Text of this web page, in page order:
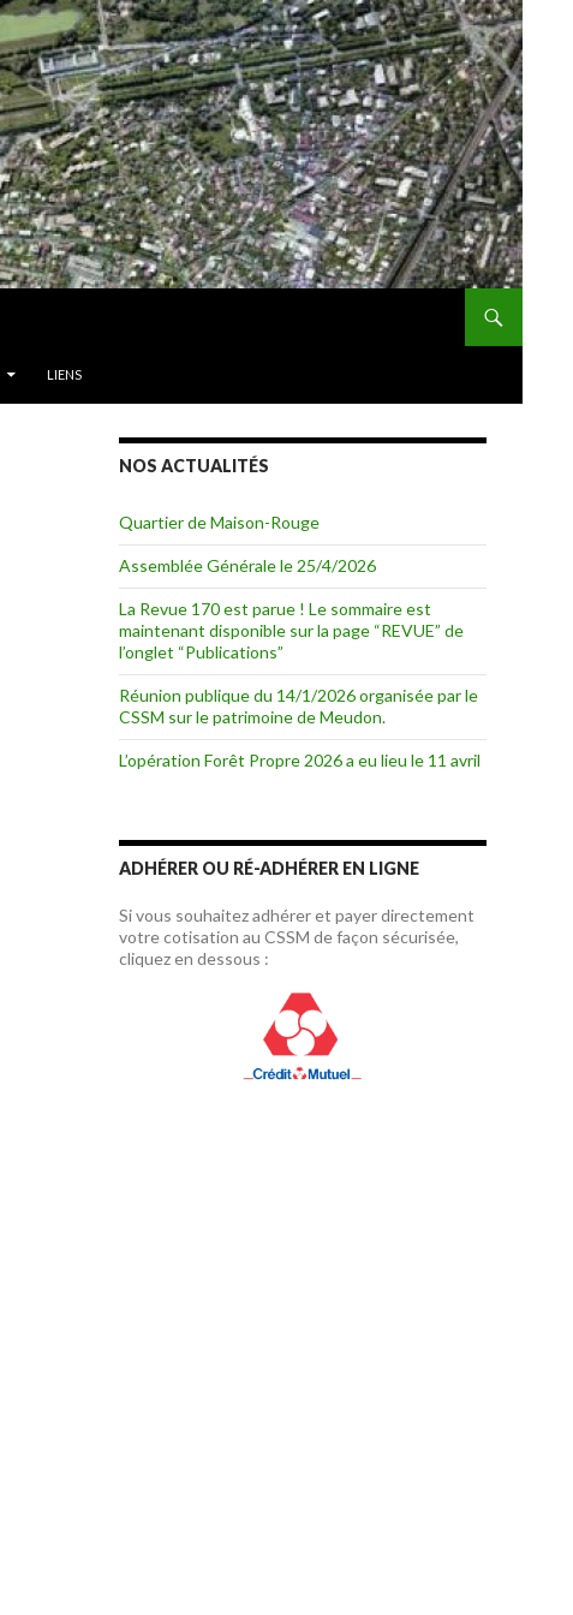
LIENS
NOS ACTUALITÉS
Quartier de Maison-Rouge
Assemblée Générale le 25/4/2026
La Revue 170 est parue ! Le sommaire est
maintenant disponible sur la page “REVUE” de
l’onglet “Publications”
Réunion publique du 14/1/2026 organisée par le
CSSM sur le patrimoine de Meudon.
L’opération Forêt Propre 2026 a eu lieu le 11 avril
ADHÉRER OU RÉ-ADHÉRER EN LIGNE
Si vous souhaitez adhérer et payer directement
votre cotisation au CSSM de façon sécurisée,
cliquez en dessous :